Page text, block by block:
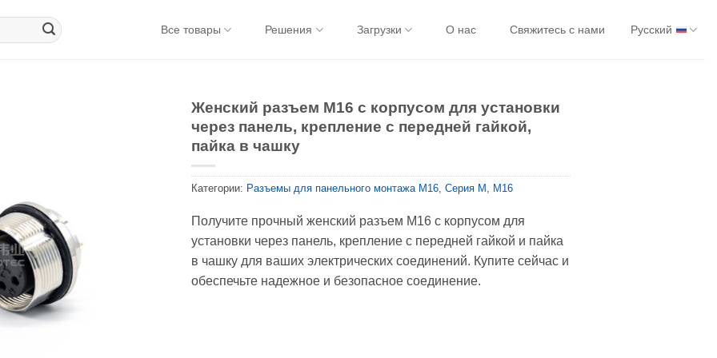
Все товары Решения Загрузки О нас Свяжитесь с нами Русский
Женский разъем M16 с корпусом для установки
через панель, крепление с передней гайкой,
пайка в чашку
Категории: Разъемы для панельного монтажа M16, Серия М , M16
Получите прочный женский разъем M16 с корпусом для
установки через панель, крепление с передней гайкой и пайка
в чашку для ваших электрических соединений. Купите сейчас и
обеспечьте надежное и безопасное соединение.